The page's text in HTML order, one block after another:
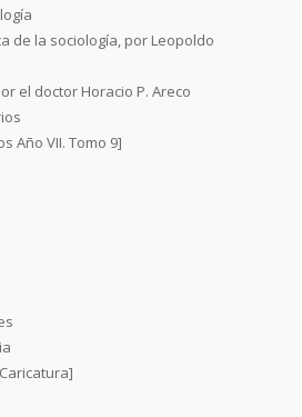
de la sociología, por Leopoldo
el doctor Horacio P. Areco
Año VII. Tomo 9]